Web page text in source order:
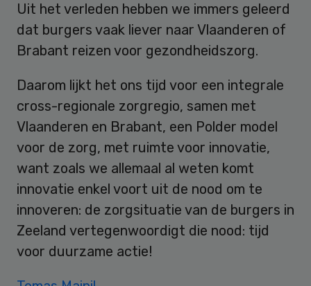
Uit het verleden hebben we immers geleerd
dat burgers vaak liever naar Vlaanderen of
Brabant reizen voor gezondheidszorg.
Daarom lijkt het ons tijd voor een integrale
cross-regionale zorgregio, samen met
Vlaanderen en Brabant, een Polder model
voor de zorg, met ruimte voor innovatie,
want zoals we allemaal al weten komt
innovatie enkel voort uit de nood om te
innoveren: de zorgsituatie van de burgers in
Zeeland vertegenwoordigt die nood: tijd
voor duurzame actie!